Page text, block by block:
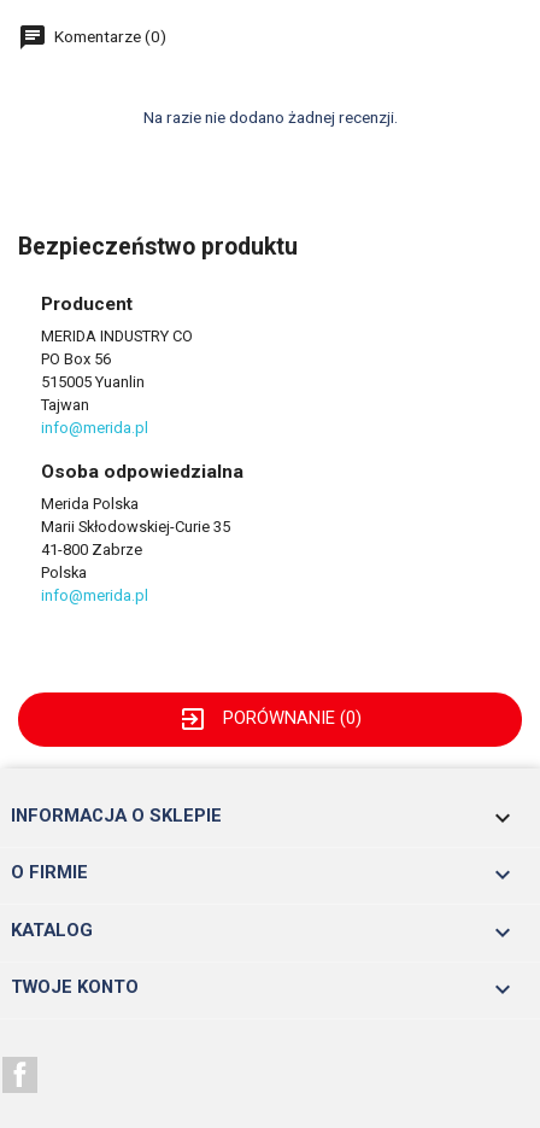
Komentarze (0)
Na razie nie dodano żadnej recenzji.
Bezpieczeństwo produktu
Producent
MERIDA INDUSTRY CO
PO Box 56
515005 Yuanlin
Tajwan
info@merida.pl
Osoba odpowiedzialna
Merida Polska
Marii Skłodowskiej-Curie 35
41-800 Zabrze
Polska
info@merida.pl
exit_to_app PORÓWNANIE (0)
INFORMACJA O SKLEPIE keyboard_arrow_down
O FIRMIE 
KATALOG 
TWOJE KONTO 